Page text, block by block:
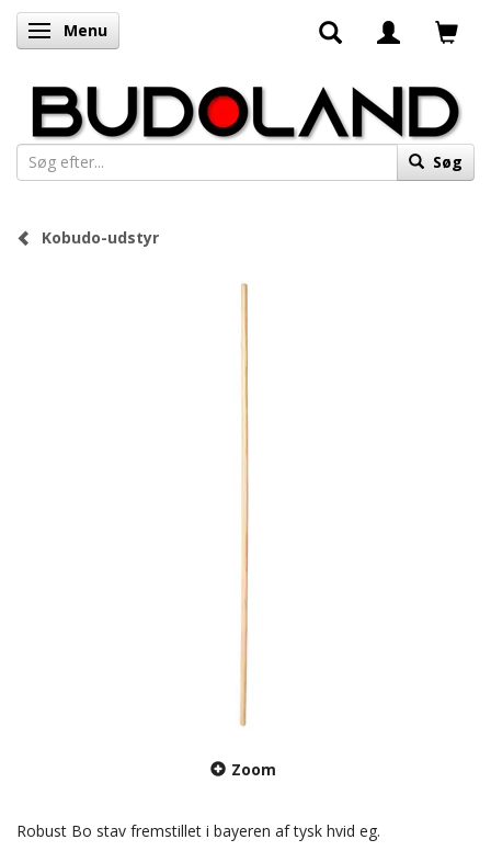
Skifte navigation
Menu
Søg
Kobudo-udstyr
Zoom
Robust Bo stav fremstillet i bayeren af tysk hvid eg.